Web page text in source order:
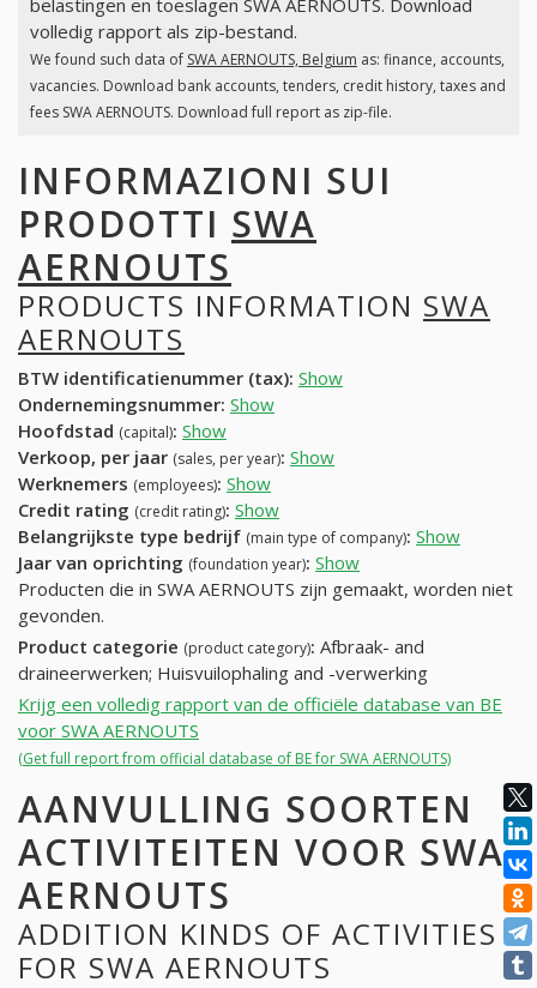
belastingen en toeslagen SWA AERNOUTS. Download
volledig rapport als zip-bestand.
We found such data of SWA AERNOUTS, Belgium as: finance, accounts,
vacancies. Download bank accounts, tenders, credit history, taxes and
fees SWA AERNOUTS. Download full report as zip-file.
INFORMAZIONI SUI
PRODOTTI SWA
AERNOUTS
PRODUCTS INFORMATION SWA
AERNOUTS
BTW identificatienummer (tax): Show
Ondernemingsnummer: Show
Hoofdstad (capital): Show
Verkoop, per jaar (sales, per year): Show
Werknemers (employees): Show
Credit rating (credit rating): Show
Belangrijkste type bedrijf (main type of company): Show
Jaar van oprichting (foundation year): Show
Producten die in SWA AERNOUTS zijn gemaakt, worden niet
gevonden.
Product categorie (product category): Afbraak- and
draineerwerken; Huisvuilophaling and -verwerking
Krijg een volledig rapport van de officiële database van BE
voor SWA AERNOUTS
(Get full report from official database of BE for SWA AERNOUTS)
AANVULLING SOORTEN
ACTIVITEITEN VOOR SWA
AERNOUTS
ADDITION KINDS OF ACTIVITIES
FOR SWA AERNOUTS